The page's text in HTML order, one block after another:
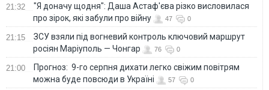
21:32
"Я доначу щодня": Даша Астаф'єва різко висловилася
про зірок, які забули про війну
47 0
21:15
ЗСУ взяли під вогневий контроль ключовий маршрут
росіян Маріуполь — Чонгар
76 0
21:00
Прогноз: 9-го серпня дихати легко свіжим повітрям
можна буде повсюди в Україні
57 0